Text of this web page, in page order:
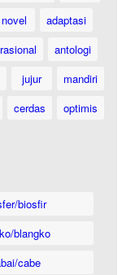
novel
adaptasi
rasional
antologi
jujur
mandiri
cerdas
optimis
biosfir
blangko
cabe